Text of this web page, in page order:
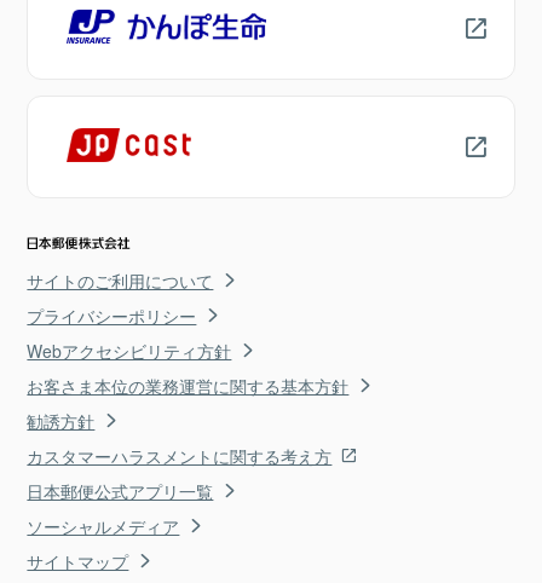
サイトのご利用について
プライバシーポリシー
Webアクセシビリティ方針
お客さま本位の業務運営に関する基本方針
勧誘方針
カスタマーハラスメントに関する考え方
日本郵便公式アプリ一覧
ソーシャルメディア
サイトマップ